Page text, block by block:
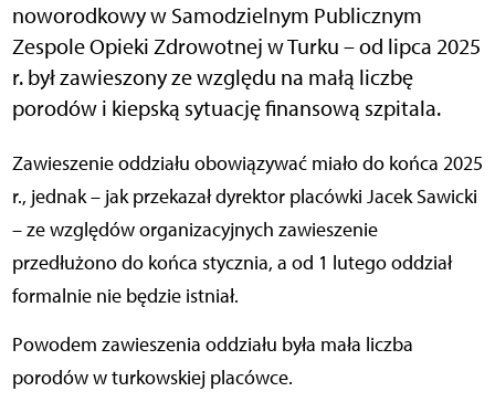
noworodkowy w Samodzielnym Publicznym
Zespole Opieki Zdrowotnej w Turku – od lipca 2025
r. był zawieszony ze względu na małą liczbę
porodów i kiepską sytuację finansową szpitala.
Zawieszenie oddziału obowiązywać miało do końca 2025
r., jednak – jak przekazał dyrektor placówki Jacek Sawicki
– ze względów organizacyjnych zawieszenie
przedłużono do końca stycznia, a od 1 lutego oddział
formalnie nie będzie istniał.
Powodem zawieszenia oddziału była mała liczba
porodów w turkowskiej placówce.